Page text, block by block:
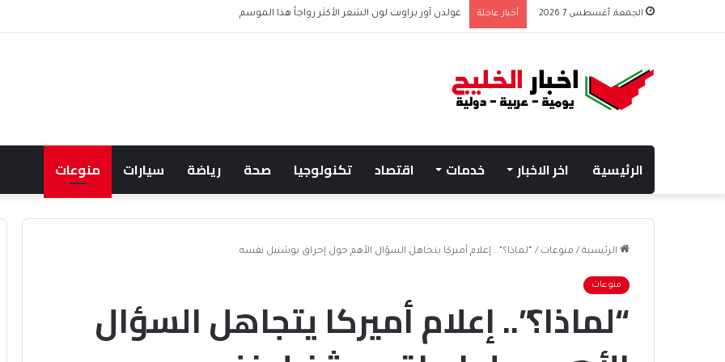
الجمعة, أغسطس 7 2026 أخبار عاجلة غولدن آور براونت لون الشعر الأكثر رواجاً هذا الموسم
الرئيسية اخر الاخبار خدمات اقتصاد تكنولوجيا صحة رياضة سيارات منوعات
الرئيسية / منوعات / “لماذا؟”.. إعلام أميركا يتجاهل السؤال الأهم حول إحراق بوشنيل نفسه
منوعات
“لماذا؟”.. إعلام أميركا يتجاهل السؤال